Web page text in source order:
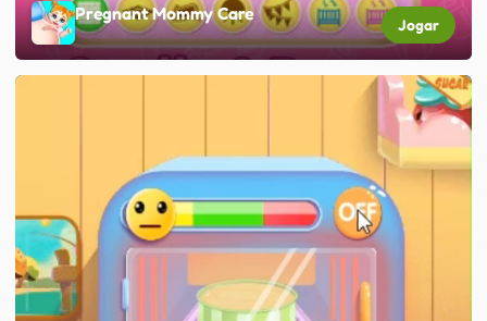
Pregnant Mommy Care
Jogar